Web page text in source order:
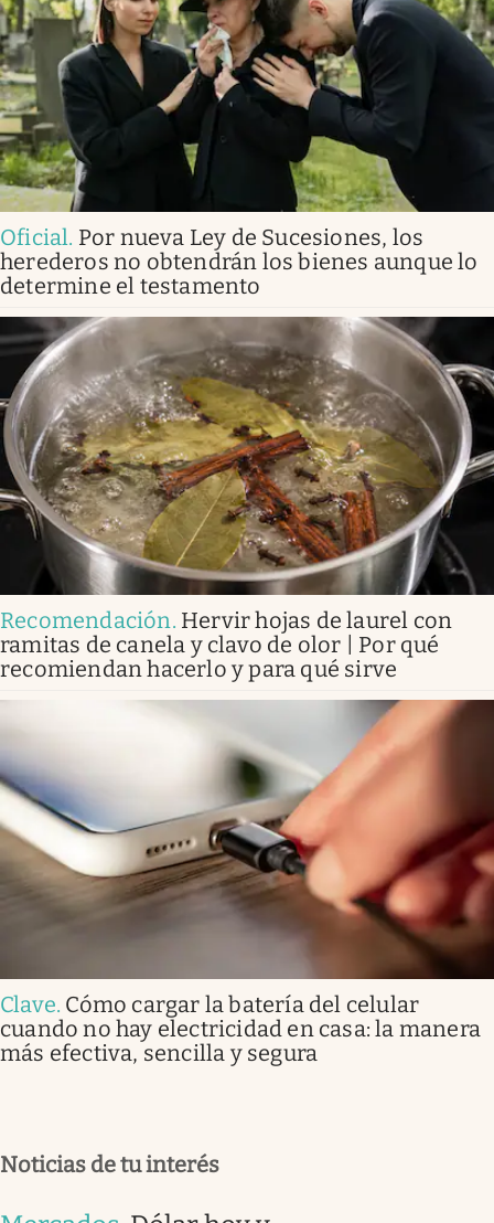
Oficial. Por nueva Ley de Sucesiones, los
herederos no obtendrán los bienes aunque lo
determine el testamento
Recomendación. Hervir hojas de laurel con
ramitas de canela y clavo de olor | Por qué
recomiendan hacerlo y para qué sirve
Clave. Cómo cargar la batería del celular
cuando no hay electricidad en casa: la manera
más efectiva, sencilla y segura
Noticias de tu interés